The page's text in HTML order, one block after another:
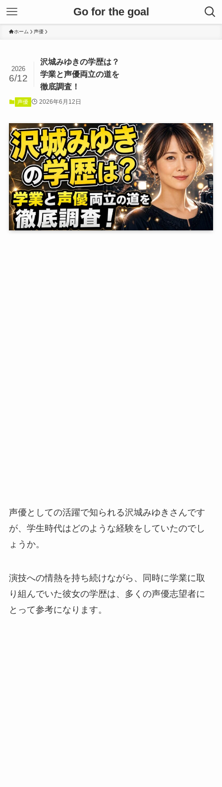
Go for the goal
ホーム 声優
沢城みゆきの学歴は？
学業と声優両立の道を
徹底調査！
2026
6/12
声優 2026年6月12日
声優としての活躍で知られる沢城みゆきさんです
が、学生時代はどのような経験をしていたのでし
ょうか。
演技への情熱を持ち続けながら、同時に学業に取
り組んでいた彼女の学歴は、多くの声優志望者に
とって参考になります。